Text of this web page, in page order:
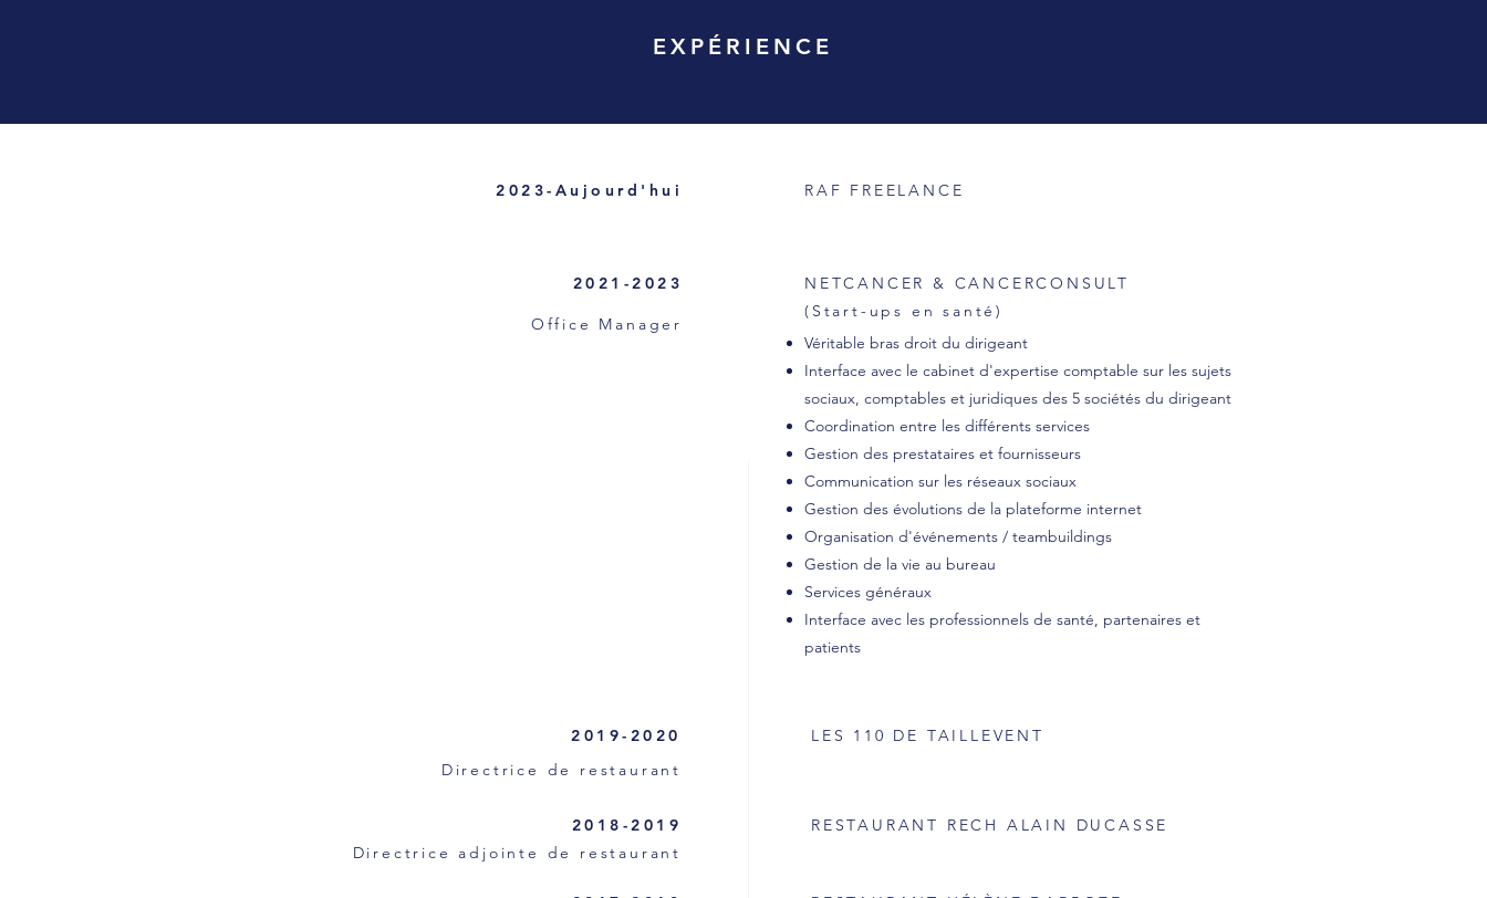
EXPÉRIENCE
2023-Aujourd'hui RAF FREELANCE
2021-2023
Office Manager
NETCANCER & CANCERCONSULT
(Start-ups en santé)
Véritable bras droit du dirigeant
Interface avec le cabinet d'expertise comptable sur les sujets
sociaux, comptables et juridiques des 5 sociétés du dirigeant
Coordination entre les différents services
Gestion des prestataires et fournisseurs
Communication sur les réseaux sociaux
Gestion des évolutions de la plateforme internet
Organisation d'événements / teambuildings
Gestion de la vie au bureau
Services généraux
Interface avec les professionnels de santé, partenaires et
patients
2019-2020
LES 110 DE TAILLEVENT
Directrice de restaurant
2018-2019
RESTAURANT RECH ALAIN DUCASSE
Directrice adjointe de restaurant